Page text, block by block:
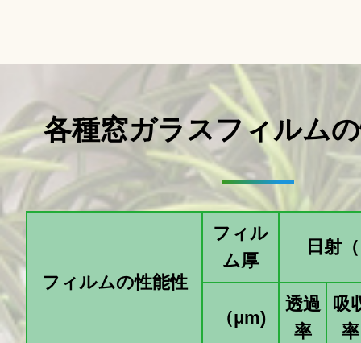
各種窓ガラスフィルム
フィルムの性能性
フィル
ム厚
日射
（μm)
透過
率
吸
率